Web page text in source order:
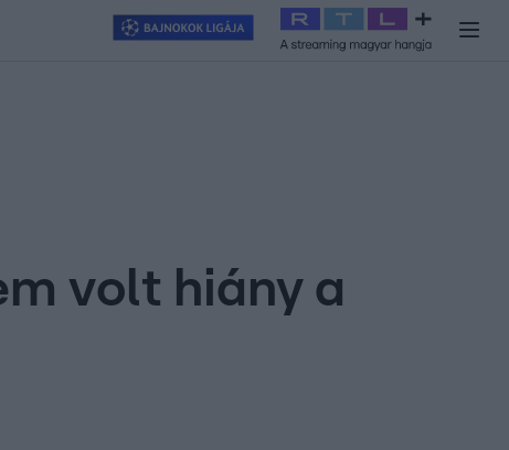
Exek csatája 2026 Celeb vagyok, ments ki innen
volt hiány a